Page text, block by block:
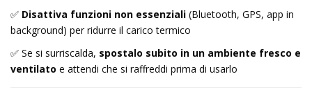
✅ Disattiva funzioni non essenziali (Bluetooth, GPS, app in
background) per ridurre il carico termico
✅ Se si surriscalda, spostalo subito in un ambiente fresco e
ventilato e attendi che si raffreddi prima di usarlo